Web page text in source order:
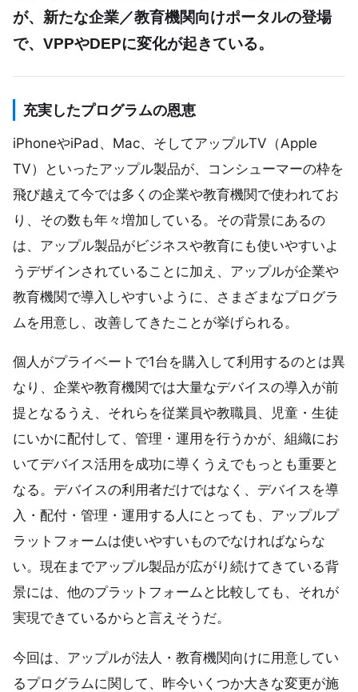
が、新たな企業／教育機関向けポータルの登場
で、VPPやDEPに変化が起きている。
充実したプログラムの恩恵
iPhoneやiPad、Mac、そしてアップルTV（Apple
TV）といったアップル製品が、コンシューマーの枠を
飛び越えて今では多くの企業や教育機関で使われてお
り、その数も年々増加している。その背景にあるの
は、アップル製品がビジネスや教育にも使いやすいよ
うデザインされていることに加え、アップルが企業や
教育機関で導入しやすいように、さまざまなプログラ
ムを用意し、改善してきたことが挙げられる。
個人がプライベートで1台を購入して利用するのとは異
なり、企業や教育機関では大量なデバイスの導入が前
提となるうえ、それらを従業員や教職員、児童・生徒
にいかに配付して、管理・運用を行うかが、組織にお
いてデバイス活用を成功に導くうえでもっとも重要と
なる。デバイスの利用者だけではなく、デバイスを導
入・配付・管理・運用する人にとっても、アップルプ
ラットフォームは使いやすいものでなければならな
い。現在までアップル製品が広がり続けてきている背
景には、他のプラットフォームと比較しても、それが
実現できているからと言えそうだ。
今回は、アップルが法人・教育機関向けに用意してい
るプログラムに関して、昨今いくつか大きな変更が施